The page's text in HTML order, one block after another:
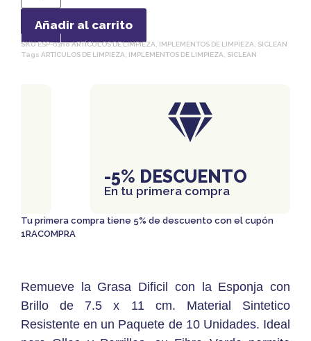
Remueve la Grasa Dificil con la Esponja con
Brillo de 7.5 x 11 cm. Material Sintetico
Resistente en un Paquete de 10 Unidades. Ideal
Añadir al carrito
SKUESP-03noARTÍCULOS DE LIMPIEZA IMPLEMENTOS DE LIMPIEZA
SICLEAN
Tags ARTÍCULOS DE LIMPIEZA IMPLEMENTOS DE LIMPIEZA SICLEAN
-5% DESCUENTO
En tu primera compra
Tu primera compra tiene 5% de descuento con el cupón
1RACOMPRA